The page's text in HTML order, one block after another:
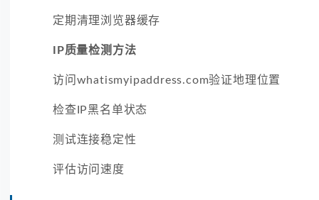
定期清理浏览器缓存
IP质量检测方法
访问whatismyipaddress.com验证地理位置
检查IP黑名单状态
测试连接稳定性
评估访问速度